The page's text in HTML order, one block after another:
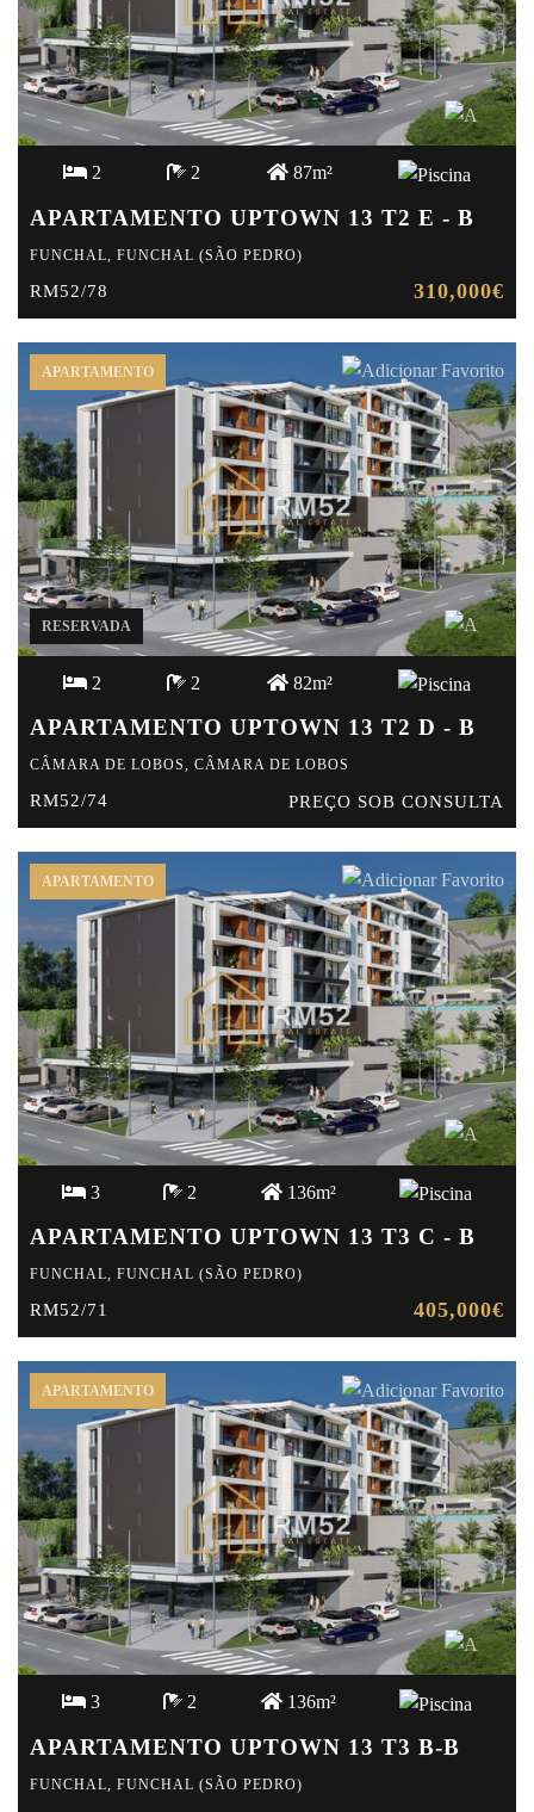
2 2 87m²
APARTAMENTO UPTOWN 13 T2 E - B
FUNCHAL, FUNCHAL (SÃO PEDRO)
RM52/78 310,000€
RESERVADA
APARTAMENTO
2 2 82m²
APARTAMENTO UPTOWN 13 T2 D - B
CÂMARA DE LOBOS, CÂMARA DE LOBOS
RM52/74 PREÇO SOB CONSULTA
APARTAMENTO
3 2 136m²
APARTAMENTO UPTOWN 13 T3 C - B
FUNCHAL, FUNCHAL (SÃO PEDRO)
RM52/71 405,000€
APARTAMENTO
3 2 136m²
APARTAMENTO UPTOWN 13 T3 B-B
FUNCHAL, FUNCHAL (SÃO PEDRO)